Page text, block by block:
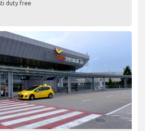
duty free